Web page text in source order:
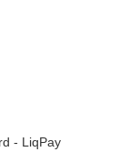
- LiqPay